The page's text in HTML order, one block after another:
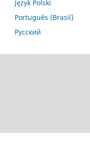
Język Polski
Português (Brasil)
Русский